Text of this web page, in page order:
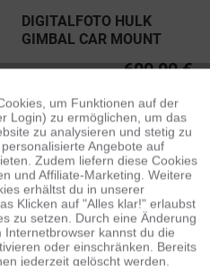
DIGITALFOTO HULK
GIMBAL CAR MOUNT
600,00 €
DJI TWIST GRIP DUAL
Aktiv
Inaktiv
Inaktiv
um Funktionen auf der
Login) zu ermöglichen, um das
zu analysieren und stetig zu
Angebote auf
Zudem liefern diese Cookies
und Affiliate-Marketing. Weitere
erhältst du in unserer
Klicken auf "Alles klar!" erlaubst
zu setzen. Durch eine Änderung
kannst du die
oder einschränken. Bereits
jederzeit gelöscht werden.